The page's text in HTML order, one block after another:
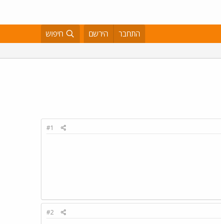
התחבר הירשם חיפוש
#1
#2